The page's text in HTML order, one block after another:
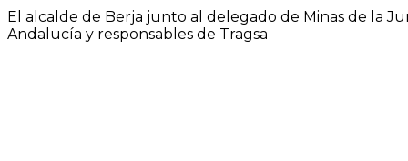
El alcalde de Berja junto al delegado de Minas de la
Andalucía y responsables de Tragsa